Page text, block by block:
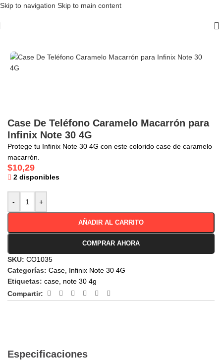
Skip to navigation Skip to main content
Case De Teléfono Caramelo Macarrón para
Infinix Note 30 4G
Protege tu Infinix Note 30 4G con este colorido case de caramelo
macarrón.
$10,29
2 disponibles
- +
AÑADIR AL CARRITO
COMPRAR AHORA
SKU: CO1035
Categorías: Case Infinix Note 30 4G
Etiquetas: case note 30 4g
Compartir:
Especificaciones